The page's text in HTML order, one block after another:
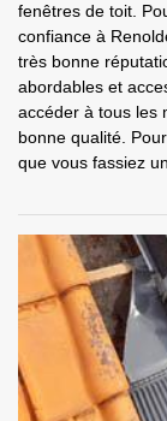
fenêtres de toit.
confiance à
très bonne
abordables et
accéder à tous les
bonne qualité.
que vous fassiez